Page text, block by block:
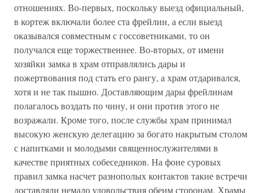
отношениях. Во-первых, поскольку выезд официальный,
в кортеж включали более ста фрейлин, а если выезд
оказывался совместным с госсоветниками, то он
получался еще торжественнее. Во-вторых, от имени
хозяйки замка в храм отправлялись дары и
пожертвования под стать его рангу, а храм отдаривался,
хотя и не так пышно. Доставляющим дары фрейлинам
полагалось воздать по чину, и они против этого не
возражали. Кроме того, после службы храм принимал
высокую женскую делегацию за богато накрытым столом
с напитками и молодыми священнослужителями в
качестве приятных собеседников. На фоне суровых
правил замка насчет разнополых контактов такие встречи
доставляли немало удовольствия обеим сторонам. Храмы